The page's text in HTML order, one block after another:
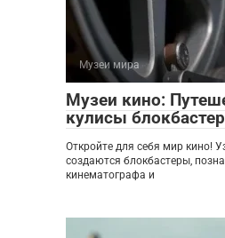
Музеи мира
Музеи кино:
кулисы
Откройте для себя мир кино!
создаются блокбастеры,
кинематографа и